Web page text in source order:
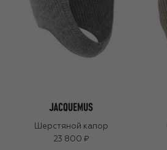
Шерстяной капор
23 800 ₽